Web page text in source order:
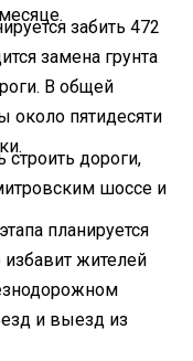
забить 472
замена грунта
В общей
около пятидесяти
строить дороги,
шоссе и
планируется
жителей
и выезд из